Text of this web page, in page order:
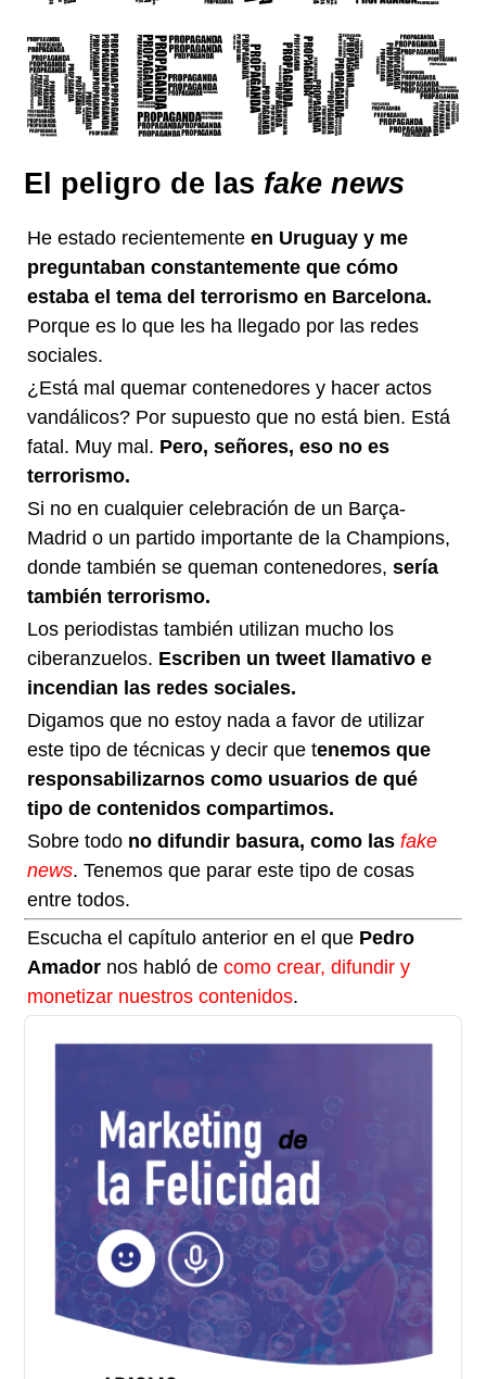
El peligro de las fake news
He estado recientementeen Uruguay y me
preguntaban constantemente que cómo
estaba el tema del terrorismo en Barcelona.
Porque es lo que les ha llegado por las redes
sociales.
¿Está mal quemar contenedores y hacer actos
vandálicos? Por supuesto que no está bien. Está
fatal. Muy mal. Pero, señores, eso no es
terrorismo.
Si no en cualquier celebración de un Barça-
Madrid o un partido importante de la Champions,
donde también se queman contenedores,sería
también terrorismo.
Los periodistas también utilizan mucho los
ciberanzuelos. Escriben un tweet llamativo e
incendian las redes sociales.
Digamos que no estoy nada a favor de utilizar
este tipo de técnicas y decir que tenemos que
responsabilizarnos como usuarios de qué
tipo de contenidos compartimos.
Sobre todo no difundir basura, como lasfake
news. Tenemos que parar este tipo de cosas
entre todos.
Escucha el capítulo anterior en el que Pedro
Amador nos habló decomo crear, difundir y
monetizar nuestros contenidos.
Audio
Player